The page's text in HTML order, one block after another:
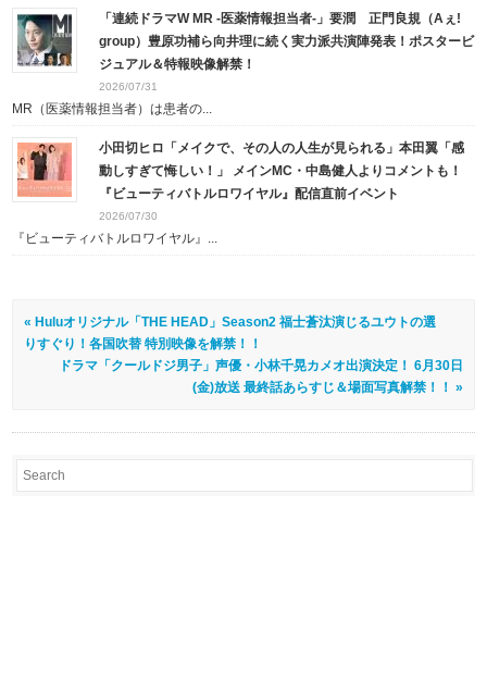
「連続ドラマW MR -医薬情報担当者-」要潤 正門良規（Aぇ!
group）豊原功補ら向井理に続く実力派共演陣発表！ポスタービ
ジュアル＆特報映像解禁！
2026/07/31
MR（医薬情報担当者）は患者の...
小田切ヒロ「メイクで、その人の人生が見られる」本田翼「感
動しすぎて悔しい！」 メインMC・中島健人よりコメントも！
『ビューティバトルロワイヤル』配信直前イベント
2026/07/30
『ビューティバトルロワイヤル』...
« Huluオリジナル「THE HEAD」Season2 福士蒼汰演じるユウトの選
りすぐり！各国吹替 特別映像を解禁！！
ドラマ「クールドジ男子」声優・小林千晃カメオ出演決定！ 6月30日
(金)放送 最終話あらすじ＆場面写真解禁！！ »